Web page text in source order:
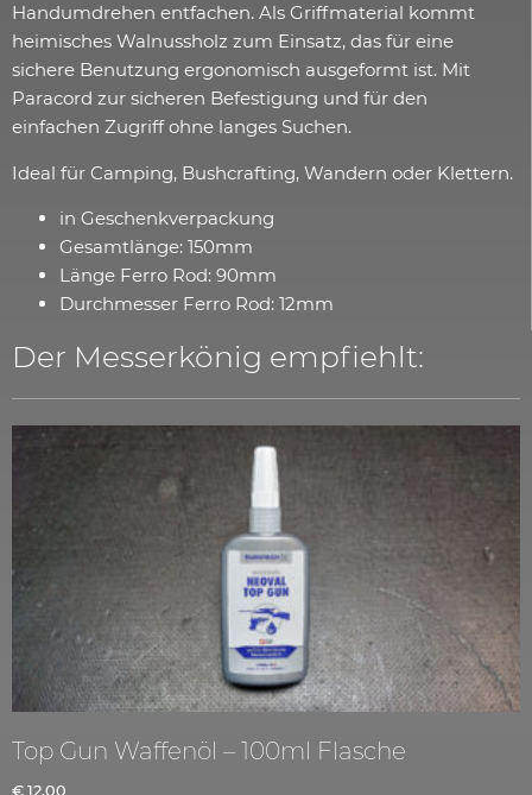
Handumdrehen entfachen. Als Griffmaterial kommt
heimisches Walnussholz zum Einsatz, das für eine
sichere Benutzung ergonomisch ausgeformt ist. Mit
Paracord zur sicheren Befestigung und für den
einfachen Zugriff ohne langes Suchen.
Ideal für Camping, Bushcrafting, Wandern oder Klettern.
in Geschenkverpackung
Gesamtlänge: 150mm
Länge Ferro Rod: 90mm
Durchmesser Ferro Rod: 12mm
Der Messerkönig empfiehlt:
Top Gun Waffenöl – 100ml Flasche
€ 12,00